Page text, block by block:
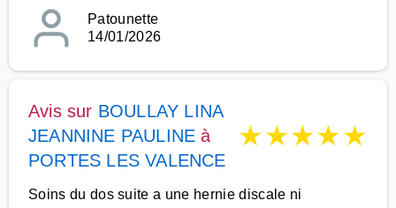
Patounette
14/01/2026
Avis sur BOULLAY LINA
JEANNINE PAULINE à
PORTES LES VALENCE
★★★★★
Soins du dos suite a une hernie discale ni